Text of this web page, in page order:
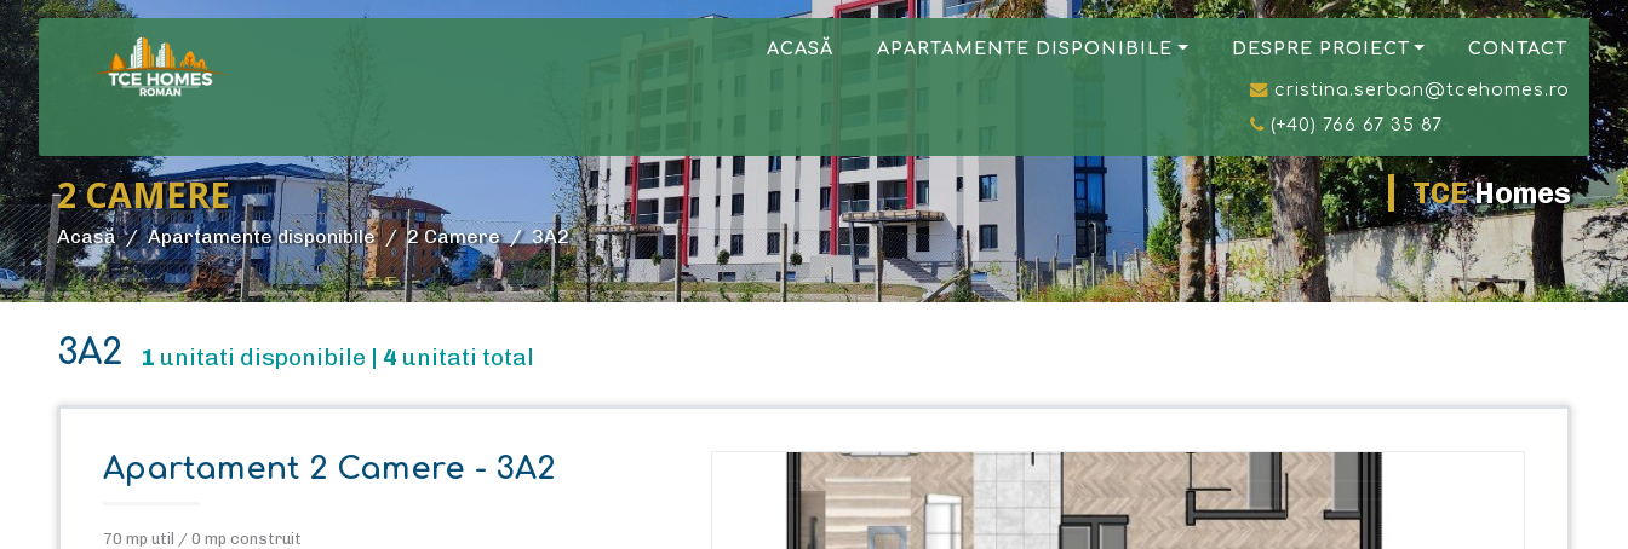
ACASĂ APARTAMENTE DISPONIBILE DESPRE PROIECT CONTACT
cristina.serban@tcehomes.ro
(+40) 766 67 35 87
2 CAMERE
Acasă Apartamente disponibile 2 Camere 3A2
TCEHomes
3A2 1 unitati disponibile | 4 unitati total
Apartament 2 Camere - 3A2
70 mp util / 0 mp construit